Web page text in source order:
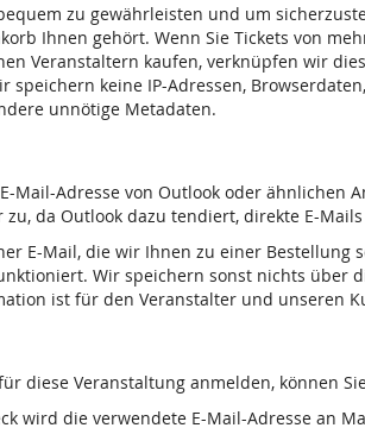
zu gewährleisten und um
Ihnen gehört. Wenn Sie Tickets von
Veranstaltern kaufen, verknüpfen wir
speichern keine IP-Adressen, Browserdaten,
unnötige Metadaten.
Mail-Adresse von Outlook oder ähnlichen
zu, da Outlook dazu tendiert, direkte E-
E-Mail, die wir Ihnen zu einer
Wir speichern sonst nichts über
ist für den Veranstalter und unseren
diese Veranstaltung anmelden, können
wird die verwendete E-Mail-Adresse an